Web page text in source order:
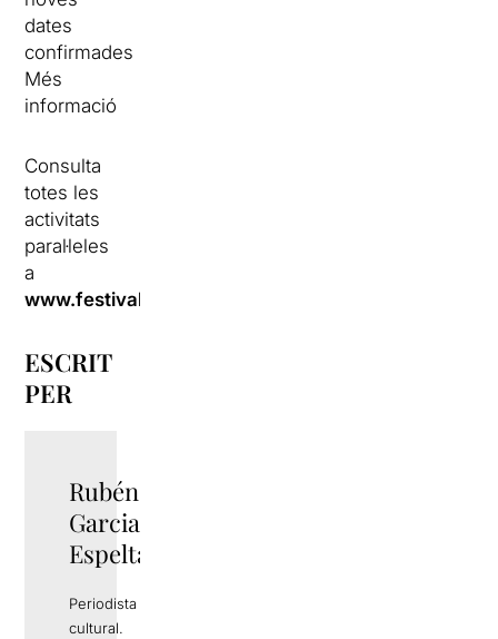
dates
confirmades
Més
informació
Consulta
totes les
activitats
paral·leles
a
www.festivalclassics.cat
ESCRIT
PER
Rubén
Garcia
Espelta
Periodista i gestor
cultural.